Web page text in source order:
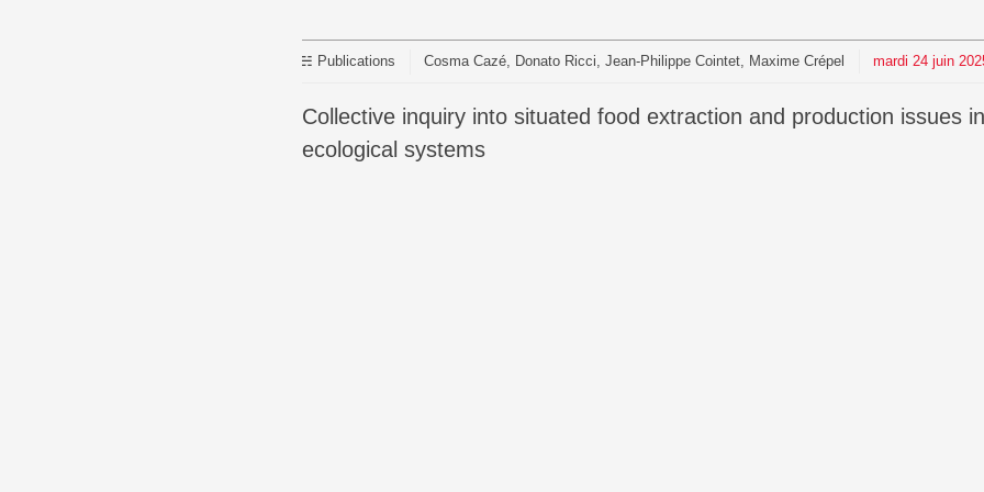
Publications Cosma Cazé, Donato Ricci, Jean-Philippe Cointet, Maxime Crépel mardi 24 juin
Collective inquiry into situated food extraction and production issues in marine and coastal social-
ecological systems